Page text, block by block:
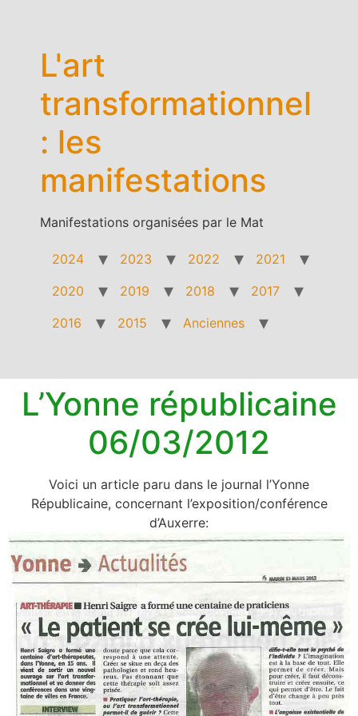
L'art
transformationnel
: les
manifestations
Manifestations organisées par le Mat
2024 2023 2022
2021
2020
2019 2018
2017
2016
2015 Anciennes
L’Yonne républicaine
06/03/2012
Voici un article paru dans le journal l’Yonne
Républicaine, concernant l’exposition/conférence
d’Auxerre: